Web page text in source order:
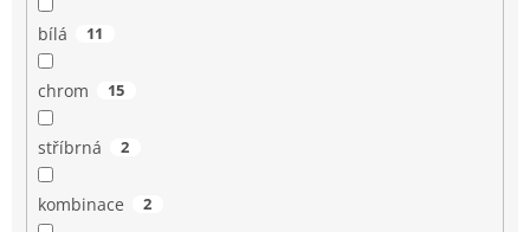
bílá 11
chrom 15
stříbrná 2
kombinace 2